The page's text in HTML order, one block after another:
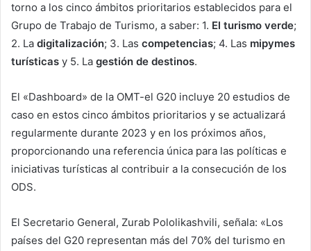
torno a los cinco ámbitos prioritarios establecidos para el
Grupo de Trabajo de Turismo, a saber: 1. El turismo verde;
2. La digitalización; 3. Las competencias; 4. Las mipymes
turísticas y 5. La gestión de destinos.
El «Dashboard» de la OMT-el G20 incluye 20 estudios de
caso en estos cinco ámbitos prioritarios y se actualizará
regularmente durante 2023 y en los próximos años,
proporcionando una referencia única para las políticas e
iniciativas turísticas al contribuir a la consecución de los
ODS.
El Secretario General, Zurab Pololikashvili, señala: «Los
países del G20 representan más del 70% del turismo en